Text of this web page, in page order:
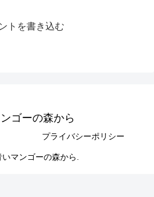
トを書き込む
ゴーの森から
プライバシーポリシー
マンゴーの森から.